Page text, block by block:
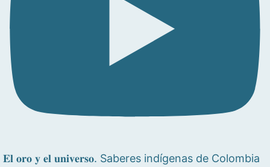
𝐄𝐥 𝐨𝐫𝐨 𝐲 𝐞𝐥 𝐮𝐧𝐢𝐯𝐞𝐫𝐬𝐨. Saberes indígenas de Colombia